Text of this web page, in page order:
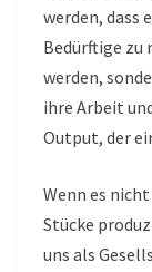
werden, dass
Bedürftige zu
werden,
ihre Arbeit
Output, der
Wenn es
Stücke
uns als